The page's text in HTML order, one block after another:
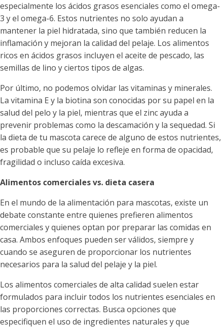
especialmente los ácidos grasos esenciales como el omega-
3 y el omega-6. Estos nutrientes no solo ayudan a
mantener la piel hidratada, sino que también reducen la
inflamación y mejoran la calidad del pelaje. Los alimentos
ricos en ácidos grasos incluyen el aceite de pescado, las
semillas de lino y ciertos tipos de algas.
Por último, no podemos olvidar las vitaminas y minerales.
La vitamina E y la biotina son conocidas por su papel en la
salud del pelo y la piel, mientras que el zinc ayuda a
prevenir problemas como la descamación y la sequedad. Si
la dieta de tu mascota carece de alguno de estos nutrientes,
es probable que su pelaje lo refleje en forma de opacidad,
fragilidad o incluso caída excesiva.
Alimentos comerciales vs. dieta casera
En el mundo de la alimentación para mascotas, existe un
debate constante entre quienes prefieren alimentos
comerciales y quienes optan por preparar las comidas en
casa. Ambos enfoques pueden ser válidos, siempre y
cuando se aseguren de proporcionar los nutrientes
necesarios para la salud del pelaje y la piel.
Los alimentos comerciales de alta calidad suelen estar
formulados para incluir todos los nutrientes esenciales en
las proporciones correctas. Busca opciones que
especifiquen el uso de ingredientes naturales y que